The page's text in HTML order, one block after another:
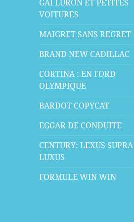
GAI LURON ET PETITES
VOITURES
MAIGRET SANS REGRET
BRAND NEW CADILLAC
CORTINA : EN FORD
OLYMPIQUE
BARDOT COPYCAT
EGGAR DE CONDUITE
CENTURY: LEXUS SUPRA
LUXUS
FORMULE WIN WIN